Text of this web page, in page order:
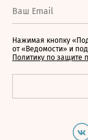
Нажимая кнопку
от «Ведомости» и
Политику по защите